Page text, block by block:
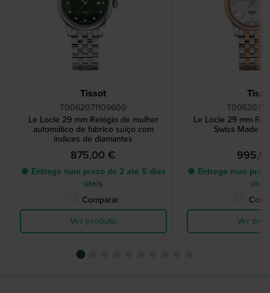
Tissot
T0062071109600
Le Locle 29 mm Relógio de mulher
automático de fabrico suíço com
índices de diamantes
875,00 €
● Entrega num prazo de 2 até 5 dias
úteis
Comparar
Ver produto
Le Locle 29 mm
Swiss Made
● Entrega num
úteis
Ver